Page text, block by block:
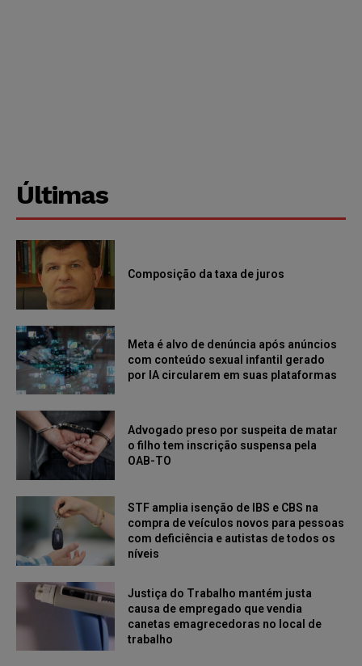
Últimas
Composição da taxa de juros
Meta é alvo de denúncia após anúncios
com conteúdo sexual infantil gerado
por IA circularem em suas plataformas
Advogado preso por suspeita de matar
o filho tem inscrição suspensa pela
OAB-TO
STF amplia isenção de IBS e CBS na
compra de veículos novos para pessoas
com deficiência e autistas de todos os
níveis
Justiça do Trabalho mantém justa
causa de empregado que vendia
canetas emagrecedoras no local de
trabalho